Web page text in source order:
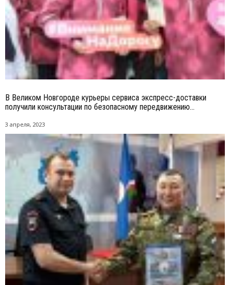
В Великом Новгороде курьеры сервиса экспресс-доставки
получили консультации по безопасному передвижению...
3 апреля, 2023